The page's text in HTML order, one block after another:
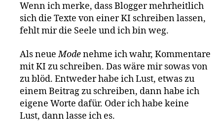
Wenn ich merke, dass Blogger mehrheitlich
sich die Texte von einer KI schreiben lassen,
fehlt mir die Seele und ich bin weg.
Als neueModenehme ich wahr, Kommentare
mit KI zu schreiben. Das wäre mir sowas von
zu blöd. Entweder habe ich Lust, etwas zu
einem Beitrag zu schreiben, dann habe ich
eigene Worte dafür. Oder ich habe keine
Lust, dann lasse ich es.